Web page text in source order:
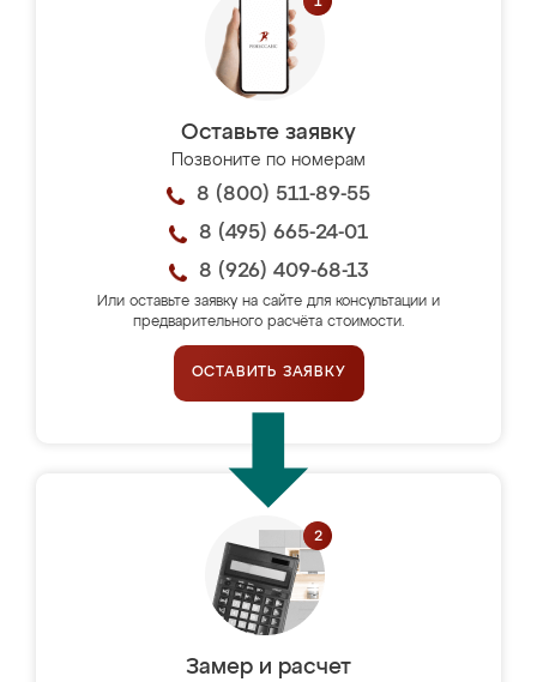
Оставьте заявку
Позвоните по номерам
8 (800) 511-89-55
8 (495) 665-24-01
8 (926) 409-68-13
Или оставьте заявку на сайте для консультации и
предварительного расчёта стоимости.
ОСТАВИТЬ ЗАЯВКУ
Замер и расчет